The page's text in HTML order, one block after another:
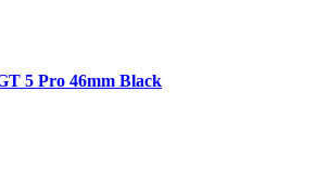
5 Pro 46mm Black